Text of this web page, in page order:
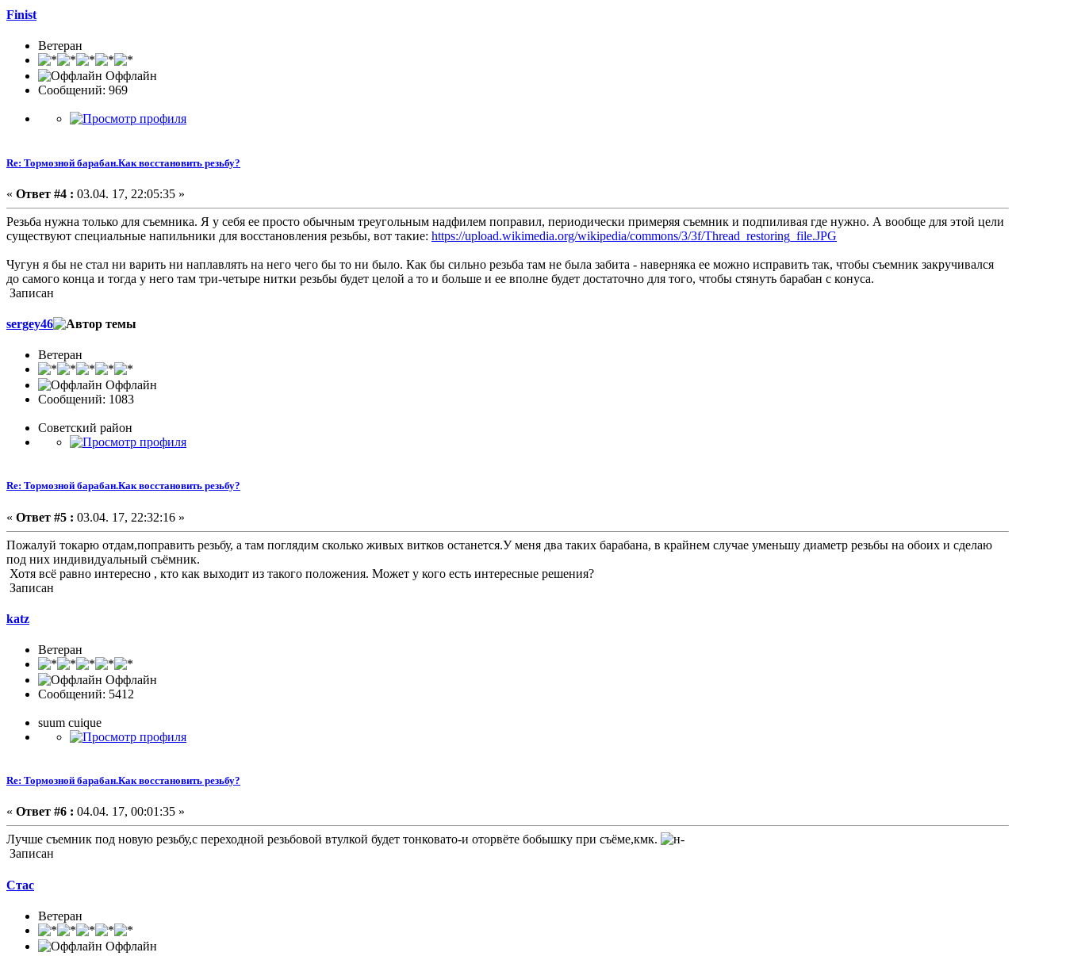
Finist
Ветеран
Оффлайн
Сообщений: 969
Re: Тормозной барабан.Как восстановить резьбу?
« Ответ #4 : 03.04. 17, 22:05:35 »
Резьба нужна только для съемника. Я у себя ее просто обычным треугольным надфилем поправил, периодически примеряя съемник и подпиливая где нужно. А вообще для этой цели
существуют специальные напильники для восстановления резьбы, вот такие: https://upload.wikimedia.org/wikipedia/commons/3/3f/Thread_restoring_file.JPG
Чугун я бы не стал ни варить ни наплавлять на него чего бы то ни было. Как бы сильно резьба там не была забита - наверняка ее можно исправить так, чтобы съемник закручивался
до самого конца и тогда у него там три-четыре нитки резьбы будет целой а то и больше и ее вполне будет достаточно для того, чтобы стянуть барабан с конуса.
Записан
sergey46
Ветеран
Оффлайн
Сообщений: 1083
Советский район
Re: Тормозной барабан.Как восстановить резьбу?
« Ответ #5 : 03.04. 17, 22:32:16 »
Пожалуй токарю отдам,поправить резьбу, а там поглядим сколько живых витков останется.У меня два таких барабана, в крайнем случае уменьшу диаметр резьбы на обоих и сделаю
под них индивидуальный съёмник.
Хотя всё равно интересно , кто как выходит из такого положения. Может у кого есть интересные решения?
Записан
katz
Ветеран
Оффлайн
Сообщений: 5412
suum cuique
Re: Тормозной барабан.Как восстановить резьбу?
« Ответ #6 : 04.04. 17, 00:01:35 »
Лучше съемник под новую резьбу,с переходной резьбовой втулкой будет тонковато-и оторвёте бобышку при съёме,кмк.
Записан
Стас
Ветеран
Оффлайн